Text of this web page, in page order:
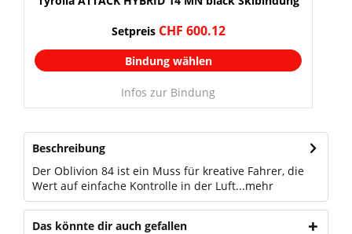
Setpreis CHF 600.12
Bindung wählen
Infos zur Bindung
Beschreibung
Der Oblivion 84 ist ein Muss für kreative Fahrer, die
Wert auf einfache Kontrolle in der Luft...mehr
Das könnte dir auch gefallen